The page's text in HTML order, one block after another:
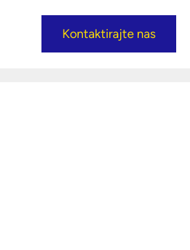
Kontaktirajte nas